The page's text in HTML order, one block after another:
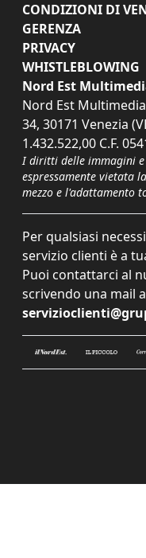
CONDIZIONI DI
GERENZA
PRIVACY
WHISTLEBLOWING
Nord Est
Nord Est
34, 30171 Venezia
1.432.522,00 C.F.
I diritti delle immagini
espressamente vietata
mezzo e l'adattamento
Per qualsiasi
servizio clienti è a
Puoi contattarci al
scrivendo una mail a